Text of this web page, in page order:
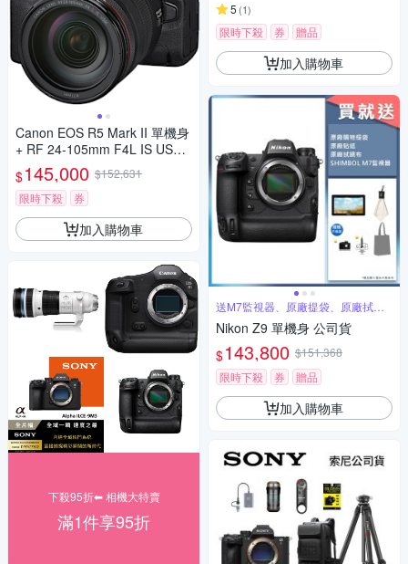
Canon EOS R5 Mark II 單機身
+ RF 24-105mm F4L IS USM
變焦鏡組 公司貨
$145,000 $152,631
限時下殺
券
加入購物車
下殺95折⬅︎ 相機大特賣
滿1件享95折
5 (1)
限時下殺 券 贈品
加入購物車
送M7監視器、原廠提袋、原廠拭鏡
布
Nikon Z9 單機身 公司貨
$143,800 $151,368
限時下殺
券 贈品
加入購物車